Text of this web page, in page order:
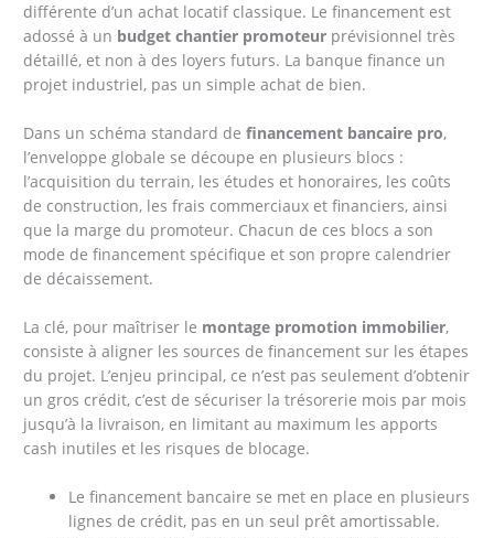
différente d’un achat locatif classique. Le financement est
adossé à un budget chantier promoteur prévisionnel très
détaillé, et non à des loyers futurs. La banque finance un
projet industriel, pas un simple achat de bien.
Dans un schéma standard definancement bancaire pro,
l’enveloppe globale se découpe en plusieurs blocs :
l’acquisition du terrain, les études et honoraires, les coûts
de construction, les frais commerciaux et financiers, ainsi
que la marge du promoteur. Chacun de ces blocs a son
mode de financement spécifique et son propre calendrier
de décaissement.
La clé, pour maîtriser le montage promotion immobilier,
consiste à aligner les sources de financement sur les étapes
du projet. L’enjeu principal, ce n’est pas seulement d’obtenir
un gros crédit, c’est de sécuriser la trésorerie mois par mois
jusqu’à la livraison, en limitant au maximum les apports
cash inutiles et les risques de blocage.
Le financement bancaire se met en place en plusieurs
lignes de crédit, pas en un seul prêt amortissable.